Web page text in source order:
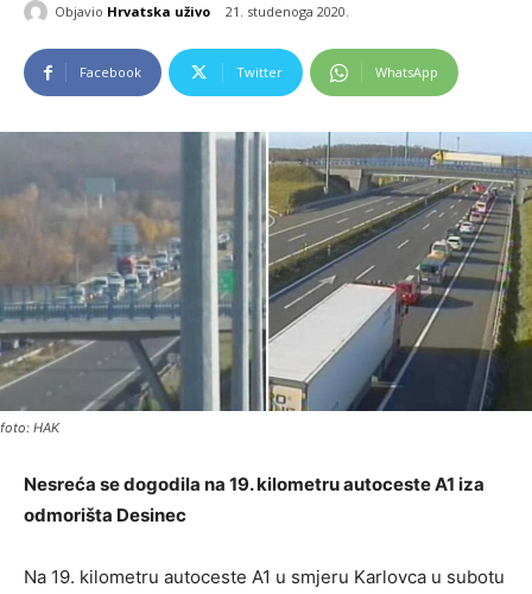
Objavio Hrvatska uživo 21. studenoga 2020.
Facebook Twitter WhatsApp
foto: HAK
Nesreća se dogodila na 19. kilometru autoceste A1 iza
odmorišta Desinec
Na 19. kilometru autoceste A1 u smjeru Karlovca u subotu